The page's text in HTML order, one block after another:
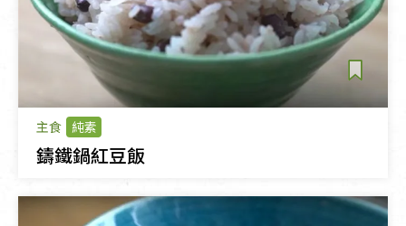
主食 純素
鑄鐵鍋紅豆飯